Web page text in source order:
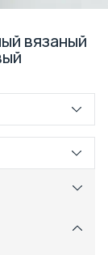
вязаный